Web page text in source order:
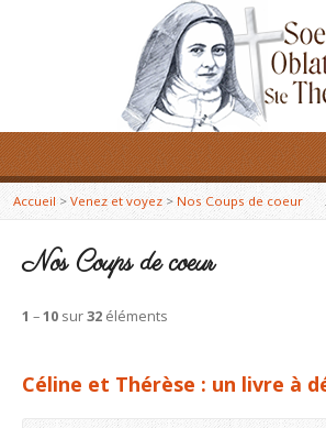
Accueil> Venez et voyez > Nos Coups de coeur
Nos Coups de coeur
1 –10 sur32 éléments
Céline et Thérèse : un livre à